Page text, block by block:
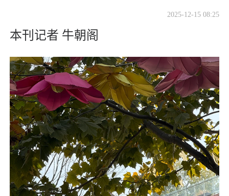
2025-12-15 08:25
本刊记者 牛朝阁